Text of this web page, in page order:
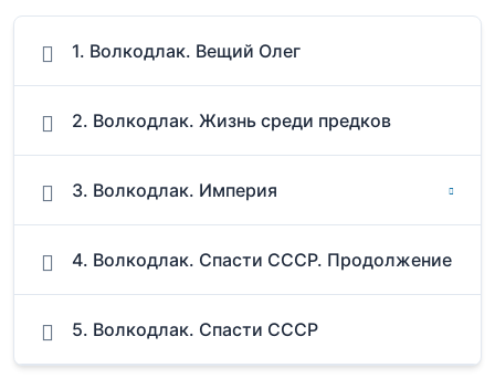
1. Волкодлак. Вещий Олег
2. Волкодлак. Жизнь среди предков
3. Волкодлак. Империя
4. Волкодлак. Спасти СССР. Продолжение
5. Волкодлак. Спасти СССР